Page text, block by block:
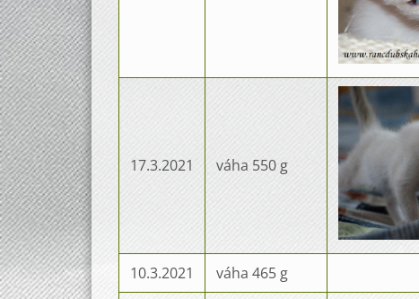
17.3.2021 váha 550 g
10.3.2021 váha 465 g